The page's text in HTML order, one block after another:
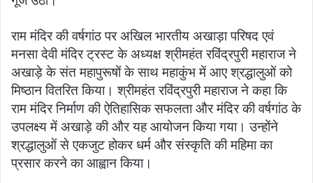
l
राम मंदिर की वर्षगांठ पर अखिल भारतीय अखाड़ा परिषद एवं
मनसा देवी मंदिर ट्रस्ट के अध्यक्ष श्रीमहंत रविंद्रपुरी महाराज ने
अखाड़े के संत महापुरूषों के साथ महाकुंभ में आए श्रद्धालुओं को
मिष्ठान वितरित किया। श्रीमहंत रविंद्रपुरी महाराज ने कहा कि
राम मंदिर निर्माण की ऐतिहासिक सफलता और मंदिर की वर्षगांठ के
उपलक्ष्य में अखाड़े की और यह आयोजन किया गया। उन्होंने
श्रद्धालुओं से एकजुट होकर धर्म और संस्कृति की महिमा का
प्रसार करने का आह्वान किया।